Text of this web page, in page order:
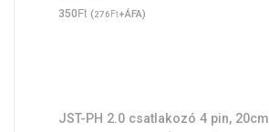
350Ft (276Ft+ÁFA)
JST-PH 2.0 csatlakozó 4 pin, 20cm